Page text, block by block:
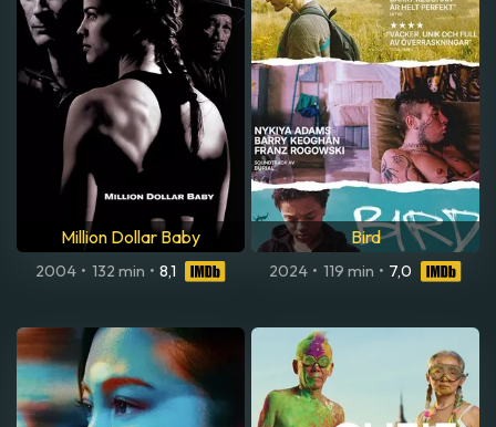
Million Dollar Baby
2004 • 132 min • 8,1
Bird
2024 • 119 min • 7,0